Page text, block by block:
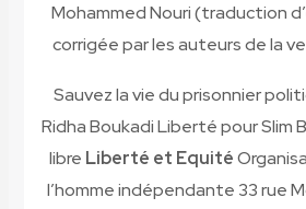
Mohammed Nouri(traduction
corrigée par les auteurs de la
Sauvez la vie du prisonnier
Ridha Boukadi Liberté pour Slim
libre Liberté et Equité
l’homme indépendante 33 rue